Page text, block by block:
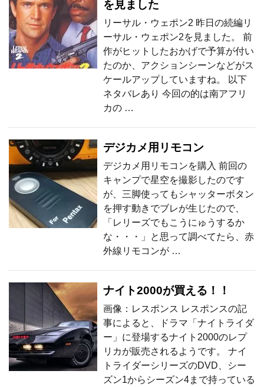
を見ました
リーサル・ウェポン2 昨日の続編リ
ーサル・ウェポン2を見ました。 前
作がヒットしたおかげで予算が付い
たのか、アクションシーンなどがス
ケールアップしていますね。 以下
ネタバレあり 今回の的は南アフリ
カの …
デジカメ用リモコン
デジカメ用リモコンを購入 前回の
キャンプで星空を撮影したのです
が、三脚使ってもシャッターボタン
を押す動きでブレが生じたので、
「レリーズでもこうにゅうするか
な・・・」と思って調べてたら、赤
外線リモコンが …
ナイト2000が買える！！
画像：レスポンス レスポンスの記
事によると、ドラマ「ナイトライダ
ー」に登場するナイト2000のレプ
リカが販売されるようです。 ナイ
トライダーシリーズのDVD、シー
ズン1からシーズン4まで持っている